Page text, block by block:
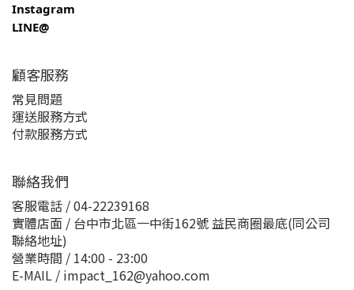
Instagram
LINE@
顧客服務
常見問題
運送服務方式
付款服務方式
聯絡我們
客服電話 / 04-22239168
實體店面 / 台中市北區一中街162號 益民商圈最底(同公司
聯絡地址)
營業時間 / 14:00 - 23:00
E-MAIL / impact_162@yahoo.com